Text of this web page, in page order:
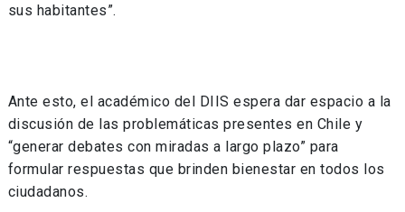
sus habitantes”.
Ante esto, el académico del DIIS espera dar espacio a la
discusión de las problemáticas presentes en Chile y
“generar debates con miradas a largo plazo” para
formular respuestas que brinden bienestar en todos los
ciudadanos.